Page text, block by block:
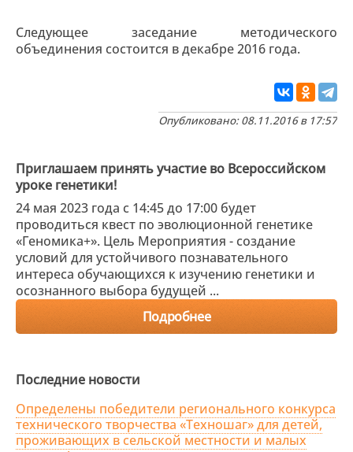
Следующее заседание методического
объединения состоится в декабре 2016 года.
Опубликовано: 08.11.2016 в 17:57
Приглашаем принять участие во Всероссийском
уроке генетики!
24 мая 2023 года с 14:45 до 17:00 будет
проводиться квест по эволюционной генетике
«Геномика+». Цель Мероприятия - создание
условий для устойчивого познавательного
интереса обучающихся к изучению генетики и
осознанного выбора будущей ...
Подробнее
Последние новости
Определены победители регионального конкурса
технического творчества «Техношаг» для детей,
проживающих в сельской местности и малых